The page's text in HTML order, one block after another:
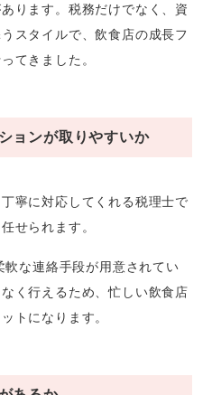
ります。税務だけでなく、資
スタイルで、飲食店の成長フ
てきました。
ョンが取りやすいか
寧に対応してくれる税理士で
せられます。
な連絡手段が用意されてい
く行えるため、忙しい飲食店
トになります。